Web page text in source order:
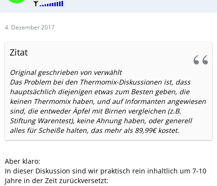
4. Dezember 2017
Zitat
Original geschrieben von verwählt
Das Problem bei den Thermomix-Diskussionen ist, dass
hauptsächlich diejenigen etwas zum Besten geben, die
keinen Thermomix haben, und auf Informanten angewiesen
sind, die entweder Äpfel mit Birnen vergleichen (z.B.
Stiftung Warentest), keine Ahnung haben, oder generell
alles für Scheiße halten, das mehr als 89,99€ kostet.
Aber klaro:
In dieser Diskussion sind wir praktisch rein inhaltlich um 7-10
Jahre in der Zeit zurückversetzt: